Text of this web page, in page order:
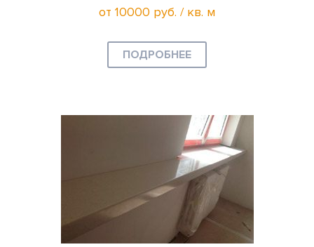
от 10000 руб. / кв. м
ПОДРОБНЕЕ